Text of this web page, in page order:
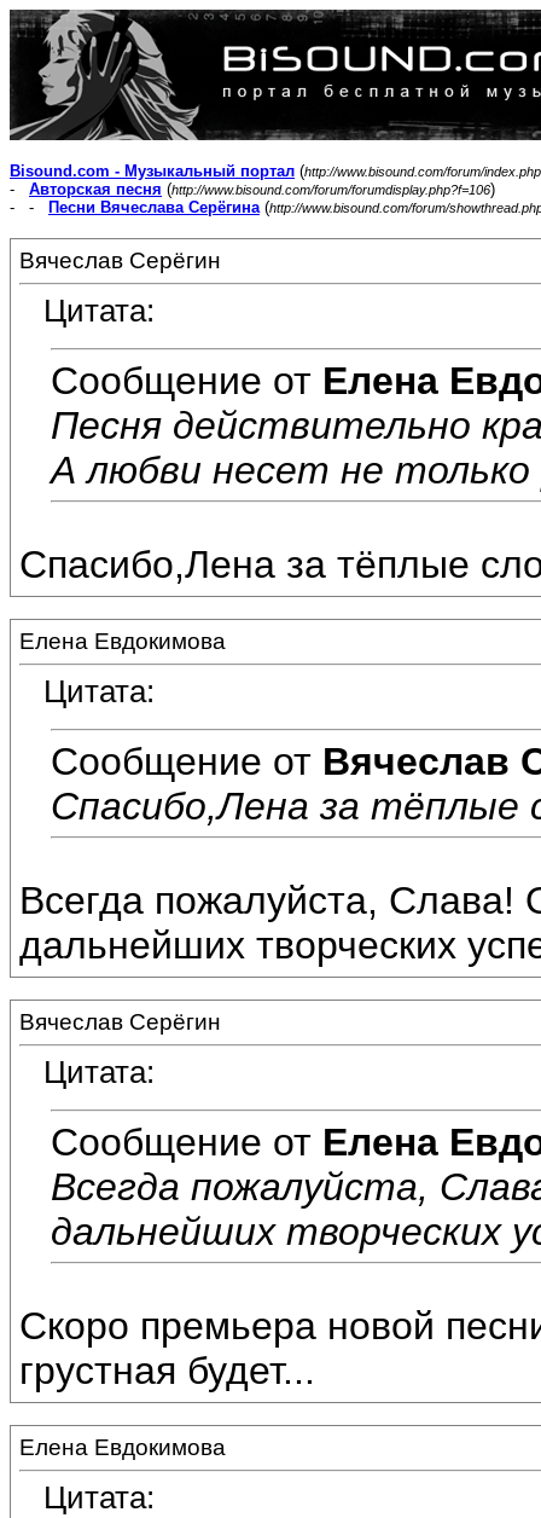
Bisound.com - Музыкальный портал (http://www.bisound.com/forum/index.php
- Авторская песня (http://www.bisound.com/forum/forumdisplay.php?f=106)
- -
Песни Вячеслава Серёгина(http://www.bisound.com/forum/
Вячеслав Серёгин
Цитата:
Сообщение от Елена
Песня действительно
А любви несет не
Спасибо,Лена за тёплые
Елена Евдокимова
Цитата:
Сообщение от Вячеслав
Спасибо,Лена за тёплые
Всегда пожалуйста,
дальнейших творческих
Вячеслав Серёгин
Цитата:
Сообщение от Елена
Всегда пожалуйста,
дальнейших творческих
Скоро премьера новой
грустная будет...
Елена Евдокимова
Цитата: